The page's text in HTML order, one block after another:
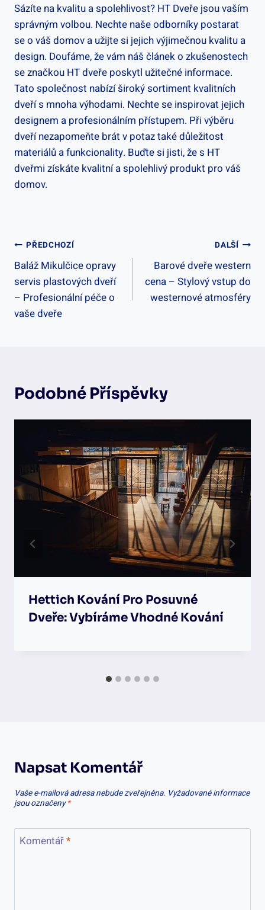
Sázíte na kvalitu a spolehlivost? HT Dveře jsou vaším
správným volbou. Nechte naše odborníky postarat
se o váš domov a užijte si jejich výjimečnou kvalitu a
design. Doufáme, že vám náš článek o zkušenostech
se značkou HT dveře poskytl užitečné informace.
Tato společnost nabízí široký sortiment kvalitních
dveří s mnoha výhodami. Nechte se inspirovat jejich
designem a profesionálním přístupem. Při výběru
dveří nezapomeňte brát v potaz také důležitost
materiálů a funkcionality. Buďte si jisti, že s HT
dveřmi získáte kvalitní a spolehlivý produkt pro váš
domov.
Navigace
Pro
Příspěvek
PŘEDCHOZÍ
Baláž Mikulčice opravy
servis plastových dveří
– Profesionální péče o
vaše dveře
DALŠÍ
Barové dveře western
cena – Stylový vstup do
westernové atmosféry
Podobné Příspěvky
Hettich Kování Pro Posuvné
Dveře: Vybíráme Vhodné Kování
Napsat Komentář
Vaše e-mailová adresa nebude zveřejněna. Vyžadované informace
jsou označeny*
Komentář*